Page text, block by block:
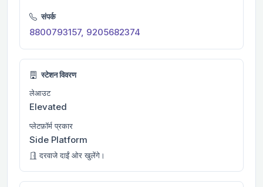
संपर्क
8800793157, 9205682374
स्टेशन विवरण
लेआउट
Elevated
प्लेटफ़ॉर्म प्रकार
Side Platform
दरवाजे दाईं ओर खुलेंगे।